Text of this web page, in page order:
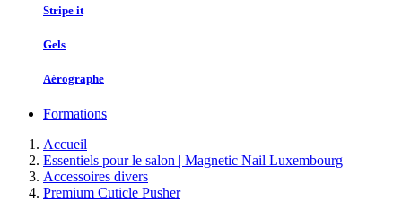
Stripe it
Gels
Aérographe
Formations
Accueil
Essentiels pour le salon | Magnetic Nail Luxembourg
Accessoires divers
Premium Cuticle Pusher